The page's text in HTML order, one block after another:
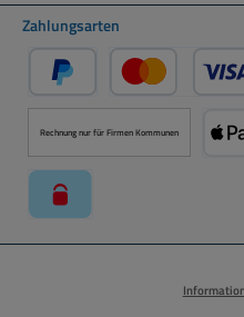
Zahlungsarten
PayPal Kredit-
Rechnung nur für Firmen Kommunen